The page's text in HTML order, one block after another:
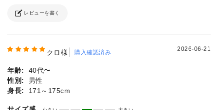
レビューを書く
クロ様 購入確認済み 2026-06-21
年齢:
40代〜
性別:
男性
身長:
171～175cm